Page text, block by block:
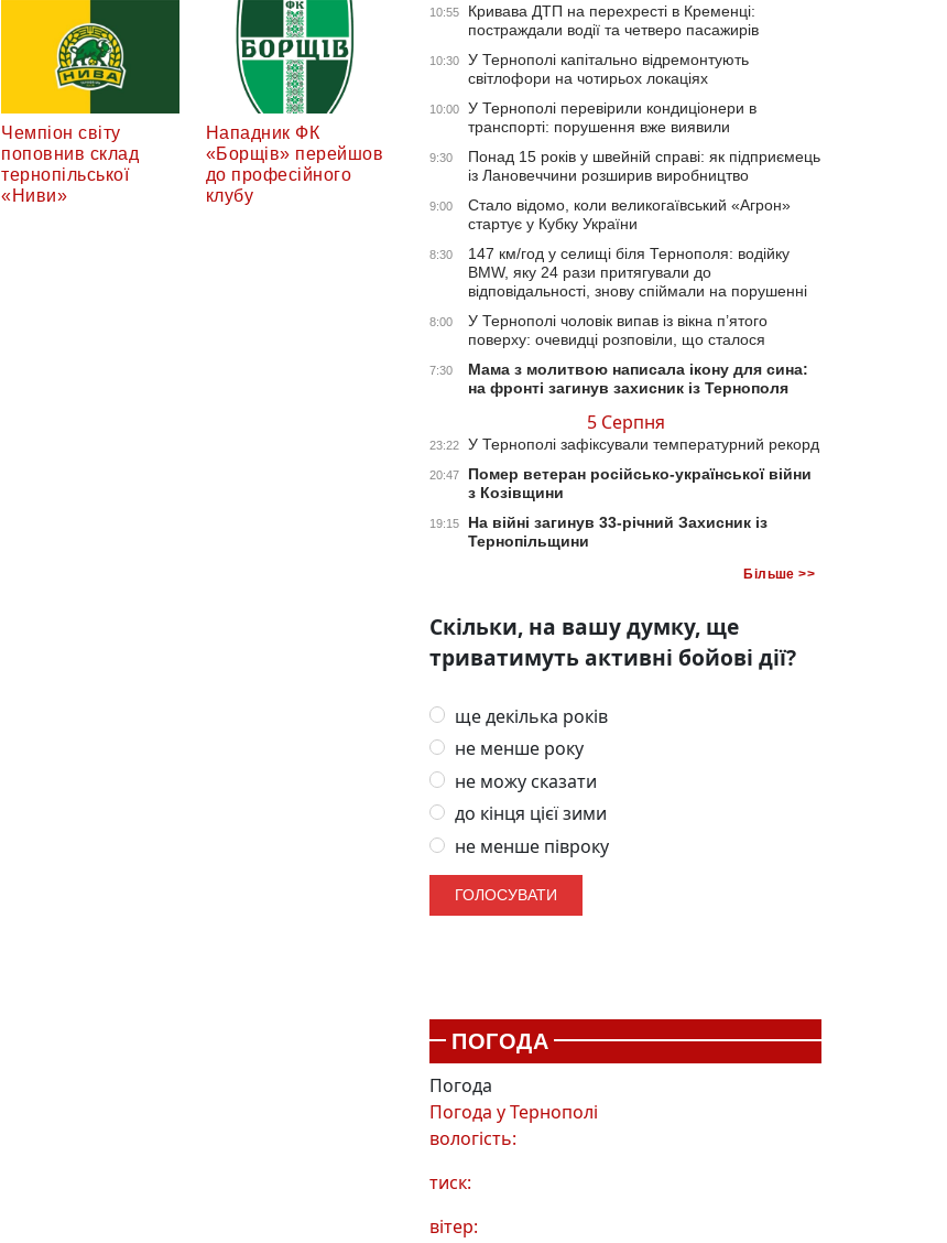
Чемпіон світу
поповнив склад
тернопільської
«Ниви»
Нападник ФК
«Борщів» перейшов
до професійного
клубу
10:55
Кривава ДТП на перехресті в Кременці:
постраждали водії та четверо пасажирів
10:30
У Тернополі капітально відремонтують
світлофори на чотирьох локаціях
10:00
У Тернополі перевірили кондиціонери в
транспорті: порушення вже виявили
9:30
Понад 15 років у швейній справі: як підприємець
із Лановеччини розширив виробництво
9:00
Стало відомо, коли великогаївський «Агрон»
стартує у Кубку України
8:30
147 км/год у селищі біля Тернополя: водійку
BMW, яку 24 рази притягували до
відповідальності, знову спіймали на порушенні
8:00
У Тернополі чоловік випав із вікна п’ятого
поверху: очевидці розповіли, що сталося
7:30
Мама з молитвою написала ікону для сина:
на фронті загинув захисник із Тернополя
5 Серпня
23:22 У Тернополі зафіксували температурний рекорд
20:47
Помер ветеран російсько-української війни
з Козівщини
19:15
На війні загинув 33-річний Захисник із
Тернопільщини
Більше >>
Скільки, на вашу думку, ще
триватимуть активні бойові дії?
ще декілька років
не менше року
не можу сказати
до кінця цієї зими
не менше півроку
ПОГОДА
Погода
Погода уТернополі
вологість:
тиск:
вітер: